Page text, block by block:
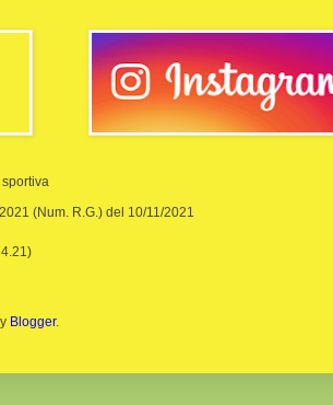
(Num. R.G.) del 10/11/2021
Blogger.